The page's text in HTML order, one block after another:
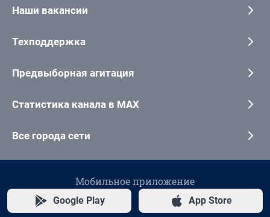
Наши вакансии
Техподдержка
Предвыборная агитация
Статистика канала в MAX
Все города сети
Мобильное приложение
Google Play App Store